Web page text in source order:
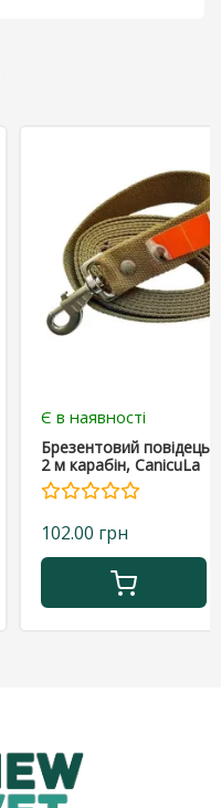
Є в наявності
Брезентовий повідець
2 м карабін, CanicuLa
102.00 грн